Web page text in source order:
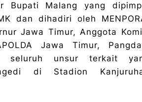
Bupati Malang yang
dan dihadiri oleh
Jawa Timur, Anggota
Jawa Timur,
seluruh unsur terkait
di Stadion